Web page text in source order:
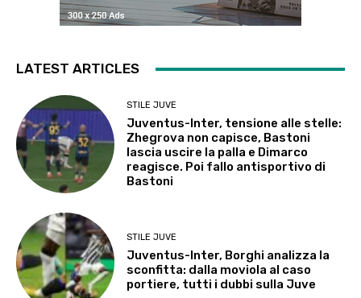
LATEST ARTICLES
STILE JUVE
Juventus-Inter, tensione alle stelle:
Zhegrova non capisce, Bastoni
lascia uscire la palla e Dimarco
reagisce. Poi fallo antisportivo di
Bastoni
STILE JUVE
Juventus-Inter, Borghi analizza la
sconfitta: dalla moviola al caso
portiere, tutti i dubbi sulla Juve